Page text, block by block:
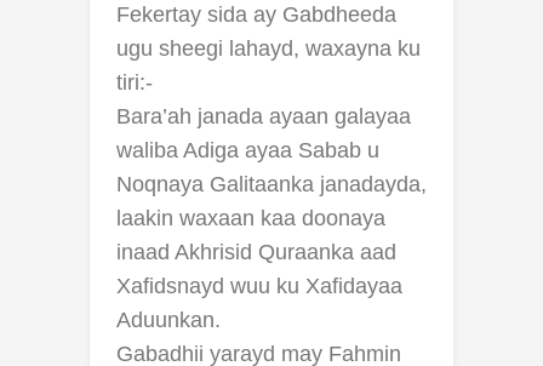
Fekertay sida ay Gabdheeda
ugu sheegi lahayd, waxayna ku
tiri:-
Bara’ah janada ayaan galayaa
waliba Adiga ayaa Sabab u
Noqnaya Galitaanka janadayda,
laakin waxaan kaa doonaya
inaad Akhrisid Quraanka aad
Xafidsnayd wuu ku Xafidayaa
Aduunkan.
Gabadhii yarayd may Fahmin